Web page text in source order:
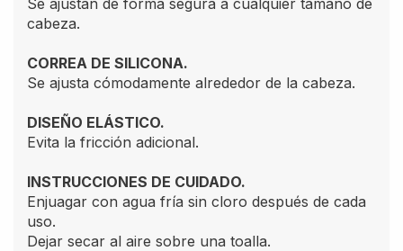
cabeza.
CORREA DE SILICONA.
Se ajusta cómodamente alrededor de la cabeza.
DISEÑO ELÁSTICO.
Evita la fricción adicional.
INSTRUCCIONES DE CUIDADO.
Enjuagar con agua fría sin cloro después de cada
uso.
Dejar secar al aire sobre una toalla.